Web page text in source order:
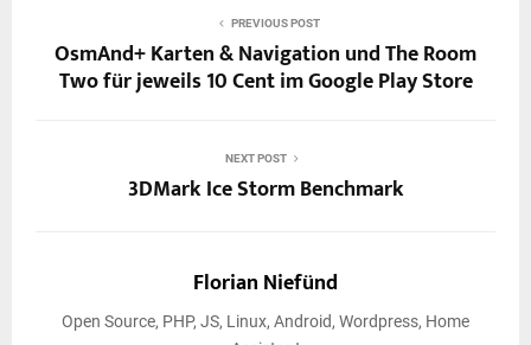
PREVIOUS POST
OsmAnd+ Karten & Navigation und The Room
Two für jeweils 10 Cent im Google Play Store
NEXT POST
3DMark Ice Storm Benchmark
Florian Niefünd
Open Source, PHP, JS, Linux, Android, Wordpress, Home